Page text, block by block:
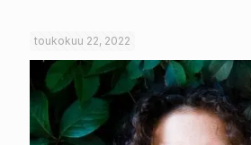
toukokuu 22, 2022